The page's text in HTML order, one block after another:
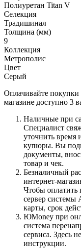
Полиуретан Titan V
Селекция
Традишинал
Толщина (мм)
9
Коллекция
Метрополис
Цвет
Серый
Оплачивайте
магазине доступно 3
Наличные при
Специалист
уточнить время
купюры. Вы
документы,
товар и чек.
Безналичный
интернет-
Чтобы оплатить
сервер системы
карты, срок
ЮMoney при
система
сервиса. Здесь
инструкции.